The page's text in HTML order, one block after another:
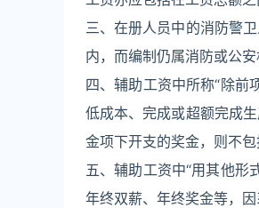
三、在册人员中的消防警
内，而编制仍属消防或公
四、辅助工资中所称“除前
低成本、完成或超额完成
金项下开支的奖金，则不包
五、辅助工资中“用其他形
年终双薪、年终奖金等，